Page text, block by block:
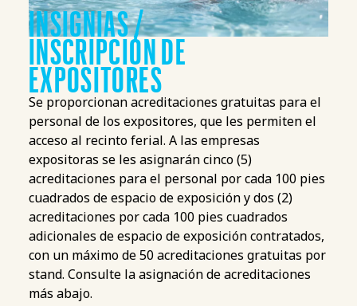
INSIGNIAS /
INSCRIPCIÓN DE
EXPOSITORES
Se proporcionan acreditaciones gratuitas para el
personal de los expositores, que les permiten el
acceso al recinto ferial. A las empresas
expositoras se les asignarán cinco (5)
acreditaciones para el personal por cada 100 pies
cuadrados de espacio de exposición y dos (2)
acreditaciones por cada 100 pies cuadrados
adicionales de espacio de exposición contratados,
con un máximo de 50 acreditaciones gratuitas por
stand. Consulte la asignación de acreditaciones
más abajo.